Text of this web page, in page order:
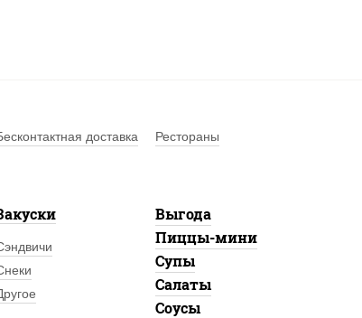
доставка
Рестораны
Выгода
Пиццы-мини
Супы
Салаты
Соусы